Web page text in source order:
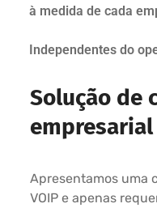
à medida de cada
Independentes do
Solução de
Apresentamos uma
VOIP e apenas